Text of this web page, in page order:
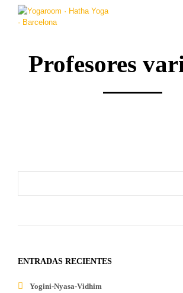
Profesores
ENTRADAS RECIENTES
Yogini-Nyasa-Vidhim